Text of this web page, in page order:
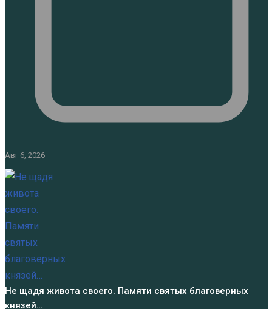
Авг 6, 2026
Не щадя живота своего. Памяти святых благоверных
князей…